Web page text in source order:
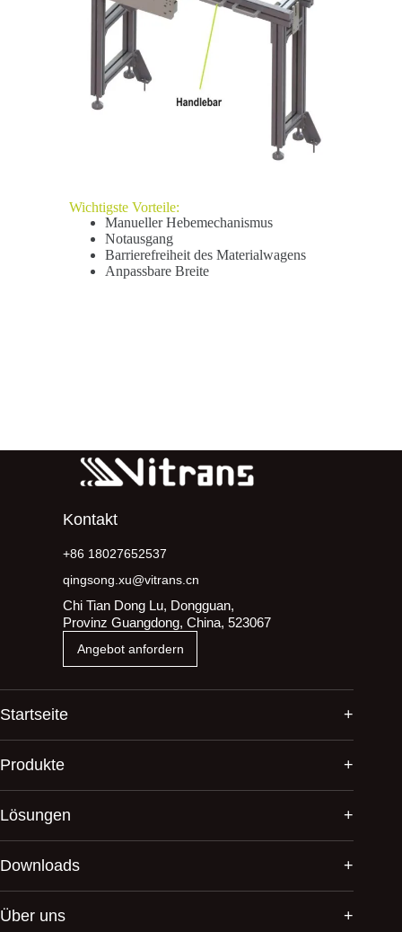
Wichtigste Vorteile:
Manueller Hebemechanismus
Notausgang
Barrierefreiheit des Materialwagens
Anpassbare Breite
Kontakt
+86 18027652537
qingsong.xu@vitrans.cn
Chi Tian Dong Lu, Dongguan,
Provinz Guangdong, China, 523067
Angebot anfordern
Startseite
Produkte
Lösungen
Downloads
Über uns